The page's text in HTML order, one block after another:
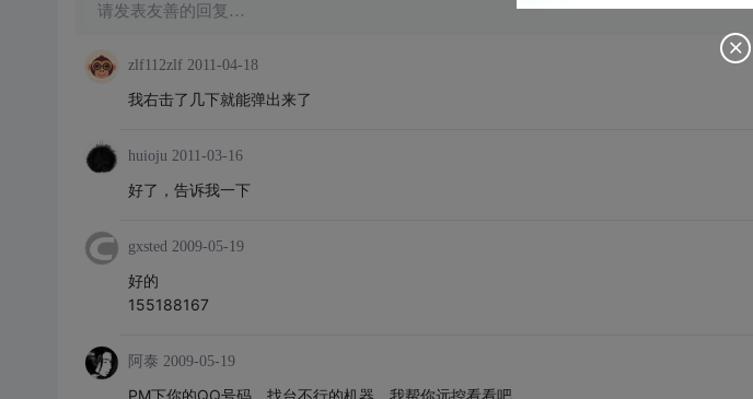
请发表友善的回复…
zlf112zlf 2011-04-18
我右击了几下就能弹出来了
huioju 2011-03-16
好了，告诉我一下
gxsted 2009-05-19
好的
155188167
阿泰 2009-05-19
PM下你的QQ号码，找台不行的机器，我帮你远控看看吧